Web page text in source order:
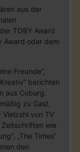
aus der
TOBY Award
Award oder dem
Freunde“,
Kreativ“ berichten
aus Coburg.
zu Gast.
Vielzahl von TV
wie
„The Times“
den